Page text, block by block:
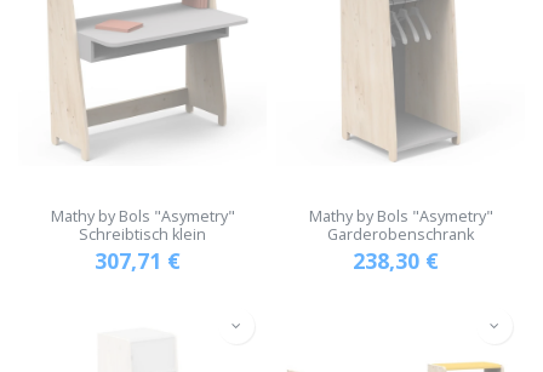
Mathy by Bols "Asymetry"
Schreibtisch klein
307,71 €
Mathy by Bols "Asymetry"
Garderobenschrank
238,30 €